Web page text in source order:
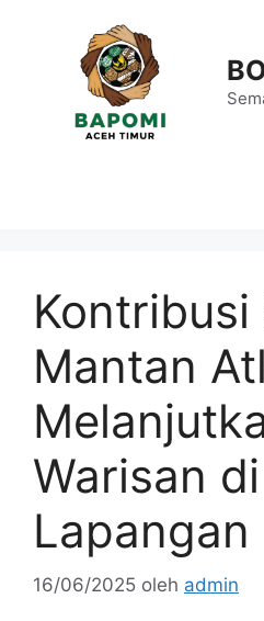
Kontribusi
Mantan
Warisan
Lapangan
16/06/2025 oleh admin